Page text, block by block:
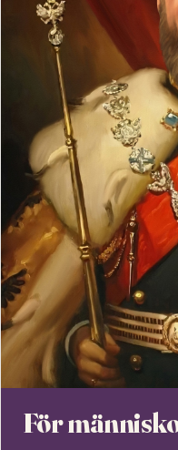
För